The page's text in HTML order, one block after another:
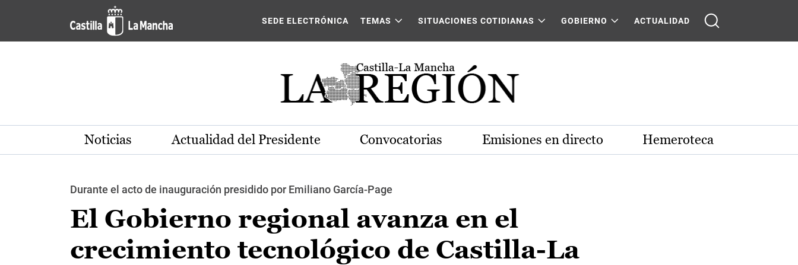
Pasar al contenido principal
SEDE ELECTRÓNICA TEMAS SITUACIONES COTIDIANAS GOBIERNO ACTUALIDAD
Noticias Actualidad del Presidente Convocatorias Emisiones en directo Hemeroteca
Durante el acto de inauguración presidido por Emiliano García-Page
El Gobierno regional avanza en el
crecimiento tecnológico de Castilla-La